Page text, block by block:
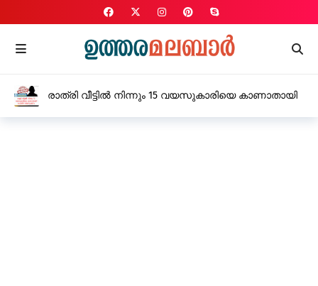
രാത്രി വീട്ടിൽ നിന്നും 15 വയസുകാരിയെ കാണാതായി